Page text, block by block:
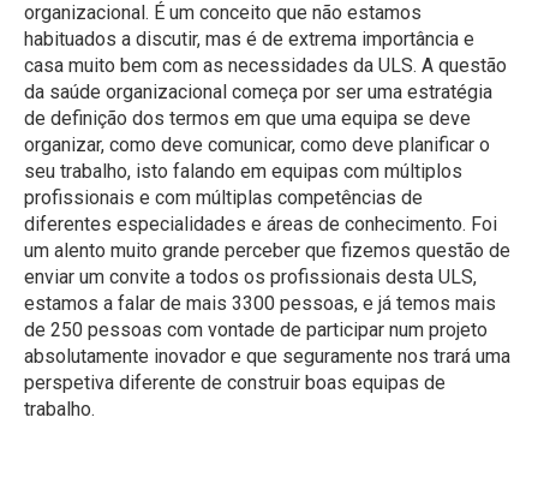
organizacional. É um conceito que não estamos
habituados a discutir, mas é de extrema importância e
casa muito bem com as necessidades da ULS. A questão
da saúde organizacional começa por ser uma estratégia
de definição dos termos em que uma equipa se deve
organizar, como deve comunicar, como deve planificar o
seu trabalho, isto falando em equipas com múltiplos
profissionais e com múltiplas competências de
diferentes especialidades e áreas de conhecimento. Foi
um alento muito grande perceber que fizemos questão de
enviar um convite a todos os profissionais desta ULS,
estamos a falar de mais 3300 pessoas, e já temos mais
de 250 pessoas com vontade de participar num projeto
absolutamente inovador e que seguramente nos trará uma
perspetiva diferente de construir boas equipas de
trabalho.